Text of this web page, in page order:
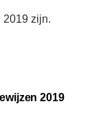
2019 zijn.
2019